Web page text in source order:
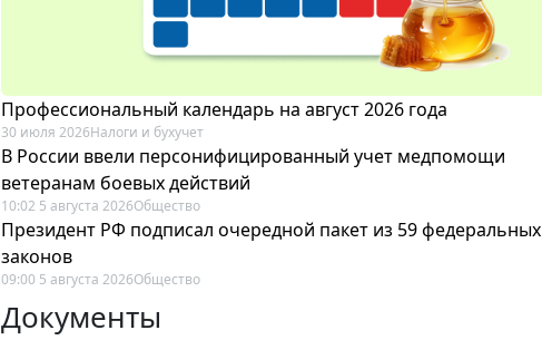
Профессиональный календарь на август 2026 года
30 июля 2026Налоги и бухучет
В России ввели персонифицированный учет медпомощи
ветеранам боевых действий
10:02 5 августа 2026Общество
Президент РФ подписал очередной пакет из 59 федеральных
законов
09:00 5 августа 2026Общество
Документы